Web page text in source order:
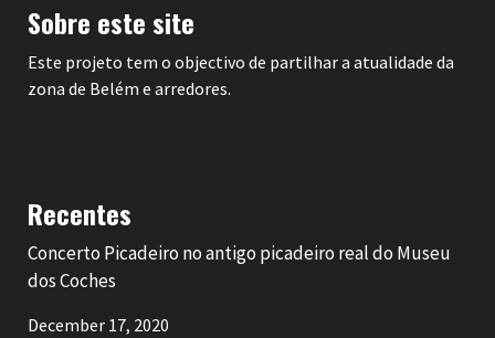
Sobre este site
Este projeto tem o objectivo de partilhar a atualidade da
zona de Belém e arredores.
Recentes
Concerto Picadeiro no antigo picadeiro real do Museu
dos Coches
December 17, 2020